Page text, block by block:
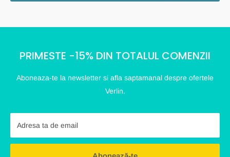
PRIMESTE -15% DIN TOTALUL COMENZII
Aboneaza-te la newsletter si afla saptamanal despre ofertele
Verlin.
Adresa ta de email